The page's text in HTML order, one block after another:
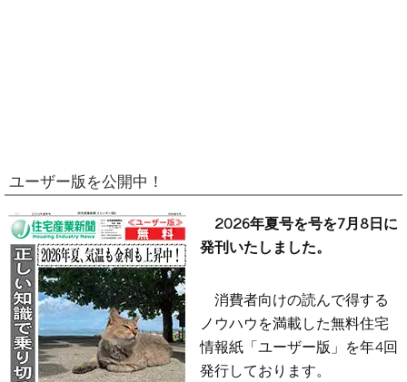
ユーザー版を公開中！
2026年夏号を号を7月8日に
発刊いたしました。
消費者向けの読んで得する
ノウハウを満載した無料住宅
情報紙「ユーザー版」を年4回
発行しております。